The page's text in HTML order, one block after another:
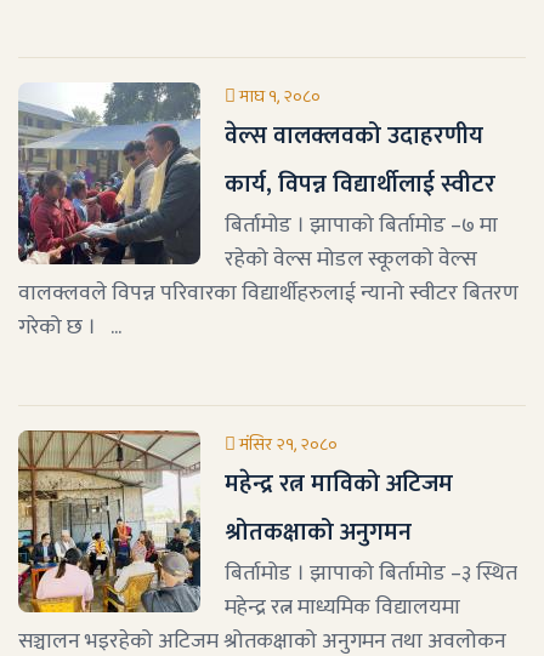
माघ १, २०८०
वेल्स वालक्लवको उदाहरणीय
कार्य, विपन्न विद्यार्थीलाई स्वीटर
बिर्तामोड । झापाको बिर्तामोड –७ मा
रहेको वेल्स मोडल स्कूलको वेल्स
वालक्लवले विपन्न परिवारका विद्यार्थीहरुलाई न्यानो स्वीटर बितरण
गरेको छ । ...
मंसिर २१, २०८०
महेन्द्र रत्न माविको अटिजम
श्रोतकक्षाको अनुगमन
बिर्तामोड । झापाको बिर्तामोड –३ स्थित
महेन्द्र रत्न माध्यमिक विद्यालयमा
सञ्चालन भइरहेको अटिजम श्रोतकक्षाको अनुगमन तथा अवलोकन